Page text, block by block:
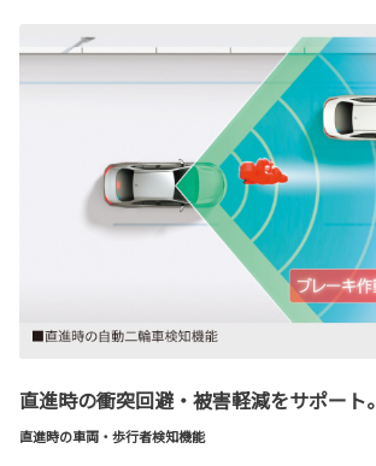
直進時の衝突回避・被害軽減をサポート。
直進時の車両・歩行者検知機能